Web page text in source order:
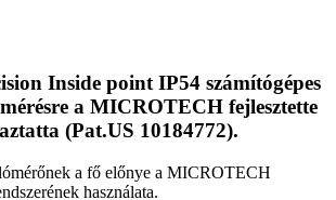
Inside point IP54 számítógépes
a MICROTECH fejlesztette
(Pat.US 10184772).
a fő előnye a MICROTECH
használata.